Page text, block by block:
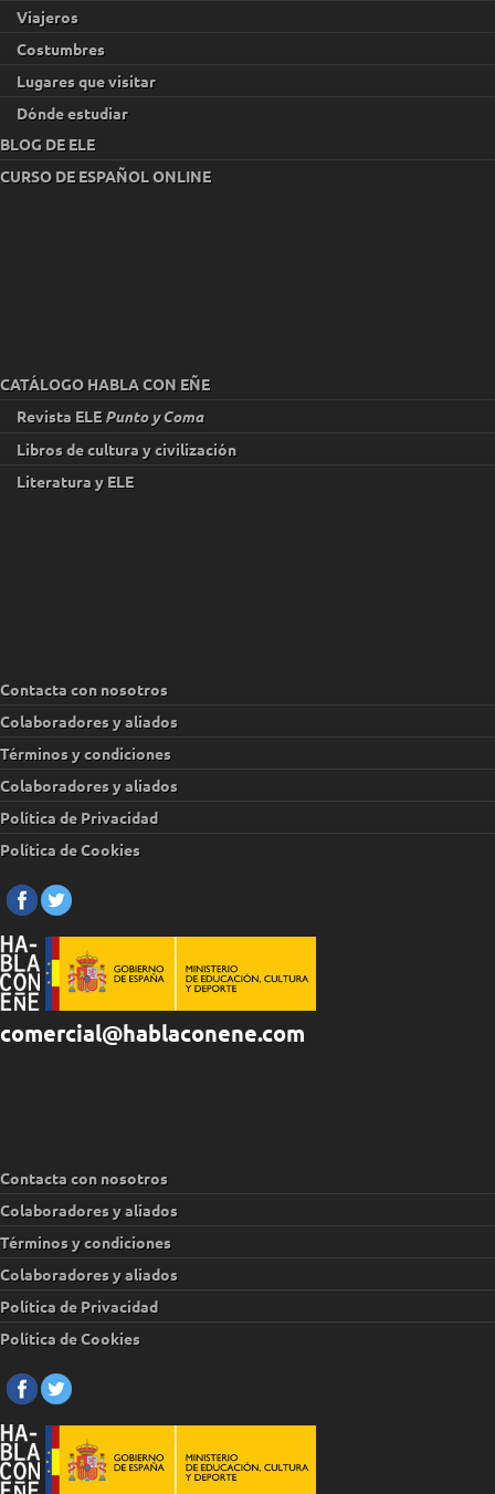
Viajeros
Costumbres
Lugares que visitar
Dónde estudiar
BLOG DE ELE
CURSO DE ESPAÑOL ONLINE
CATÁLOGO HABLA CON EÑE
Revista ELEPunto y Coma
Libros de cultura y civilización
Literatura y ELE
Contacta con nosotros
Colaboradores y aliados
Términos y condiciones
Colaboradores y aliados
Política de Privacidad
Política de Cookies
comercial@hablaconene.com
Contacta con nosotros
Colaboradores y aliados
Términos y condiciones
Colaboradores y aliados
Política de Privacidad
Política de Cookies